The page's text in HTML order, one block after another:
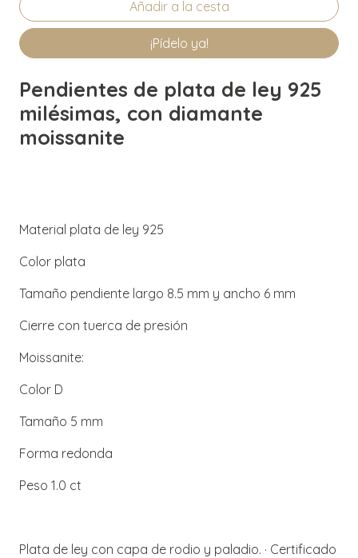
¡Pídelo ya!
Pendientes de plata de ley 925
milésimas, con diamante
moissanite
Material plata de ley 925
Color plata
Tamaño pendiente largo 8.5 mm y ancho 6 mm
Cierre con tuerca de presión
Moissanite:
Color D
Tamaño 5 mm
Forma redonda
Peso 1.0 ct
Plata de ley con capa de rodio y paladio. · Certificado